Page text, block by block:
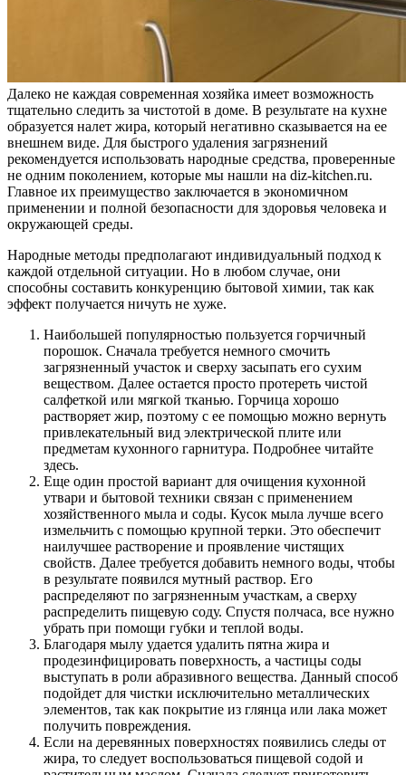
Далеко не каждая современная хозяйка имеет возможность
тщательно следить за чистотой в доме. В результате на кухне
образуется налет жира, который негативно сказывается на ее
внешнем виде. Для быстрого удаления загрязнений
рекомендуется использовать народные средства, проверенные
не одним поколением, которые мы нашли на diz-kitchen.ru.
Главное их преимущество заключается в экономичном
применении и полной безопасности для здоровья человека и
окружающей среды.
Народные методы предполагают индивидуальный подход к
каждой отдельной ситуации. Но в любом случае, они
способны составить конкуренцию бытовой химии, так как
эффект получается ничуть не хуже.
Наибольшей популярностью пользуется горчичный
порошок. Сначала требуется немного смочить
загрязненный участок и сверху засыпать его сухим
веществом. Далее остается просто протереть чистой
салфеткой или мягкой тканью. Горчица хорошо
растворяет жир, поэтому с ее помощью можно вернуть
привлекательный вид электрической плите или
предметам кухонного гарнитура. Подробнее читайте
здесь.
Еще один простой вариант для очищения кухонной
утвари и бытовой техники связан с применением
хозяйственного мыла и соды. Кусок мыла лучше всего
измельчить с помощью крупной терки. Это обеспечит
наилучшее растворение и проявление чистящих
свойств. Далее требуется добавить немного воды, чтобы
в результате появился мутный раствор. Его
распределяют по загрязненным участкам, а сверху
распределить пищевую соду. Спустя полчаса, все нужно
убрать при помощи губки и теплой воды.
Благодаря мылу удается удалить пятна жира и
продезинфицировать поверхность, а частицы соды
выступать в роли абразивного вещества. Данный способ
подойдет для чистки исключительно металлических
элементов, так как покрытие из глянца или лака может
получить повреждения.
Если на деревянных поверхностях появились следы от
жира, то следует воспользоваться пищевой содой и